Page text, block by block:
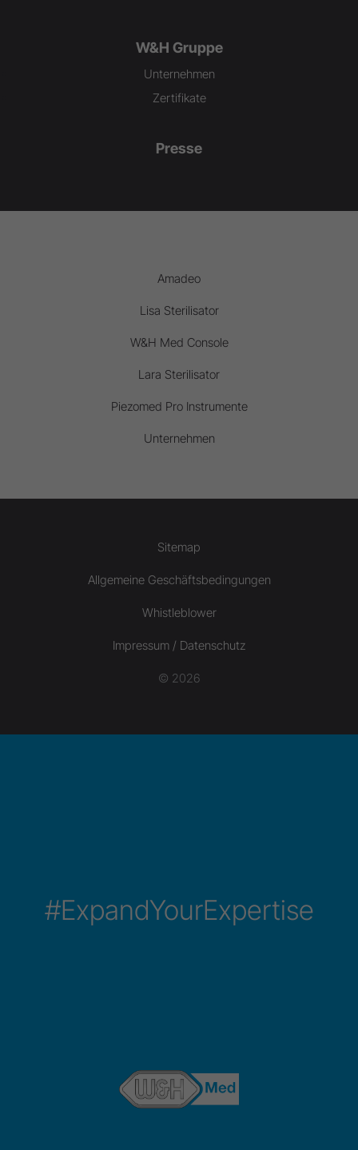
W&H Gruppe
Unternehmen
Zertifikate
Presse
Amadeo
Lisa Sterilisator
W&H Med Console
Lara Sterilisator
Piezomed Pro Instrumente
Unternehmen
Sitemap
Allgemeine Geschäftsbedingungen
Whistleblower
Impressum / Datenschutz
© 2026
#ExpandYourExpertise